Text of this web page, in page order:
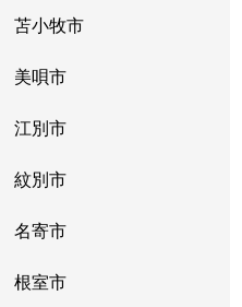
苫小牧市
美唄市
江別市
紋別市
名寄市
根室市